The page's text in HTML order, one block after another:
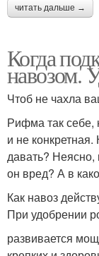
читать дальше →
Когда
навозом.
Чтоб не чахла
Рифма так себе,
и не
давать?
он вред? А в
Как навоз
При удобрении
развивается